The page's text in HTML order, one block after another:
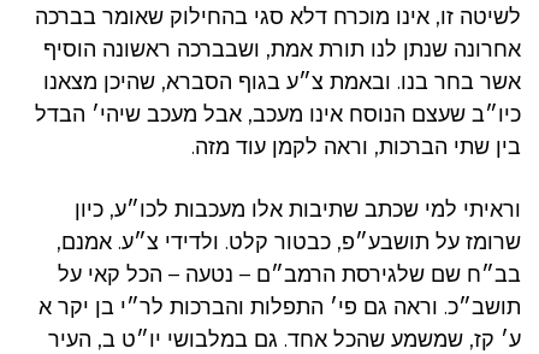
לשיטה זו, אינו מוכרח דלא סגי בהחילוק שאומר בברכה
אחרונה שנתן לנו תורת אמת, ושבברכה ראשונה הוסיף
אשר בחר בנו. ובאמת צ״ע בגוף הסברא, שהיכן מצאנו
כיו״ב שעצם הנוסח אינו מעכב, אבל מעכב שיהי׳ הבדל
בין שתי הברכות,‫ וראה לקמן עוד מזה.
וראיתי למי שכתב שתיבות אלו מעכבות לכו״ע, כיון
שרומז על תושבע״פ, כבטור קלט. ולדידי צ״ע. אמנם,
בב״ח שם שלגירסת הרמב״ם – נטעה – הכל קאי על
תושב״כ. וראה גם פי׳ התפלות והברכות לר״י בן יקר א
ע׳ קז, שמשמע שהכל אחד. גם במלבושי יו״ט ב, העיר